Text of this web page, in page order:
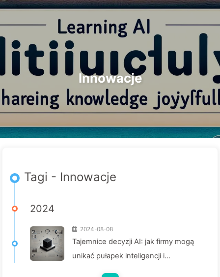
Szukaj Strona główna Archiwa Tagi
Kategorie Linki O nas 🇵🇱 Polski
Innowacje
Tagi - Innowacje
2024
2024-08-08
Tajemnice decyzji AI: jak firmy mogą
unikać pułapek inteligencji i